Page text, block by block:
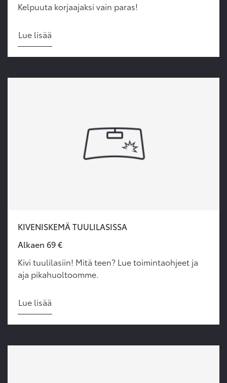
Kelpuuta korjaajaksi vain paras!
Lue lisää
KIVENISKEMÄ TUULILASISSA
Alkaen 69 €
Kivi tuulilasiin! Mitä teen? Lue toimintaohjeet ja
aja pikahuoltoomme.
Lue lisää